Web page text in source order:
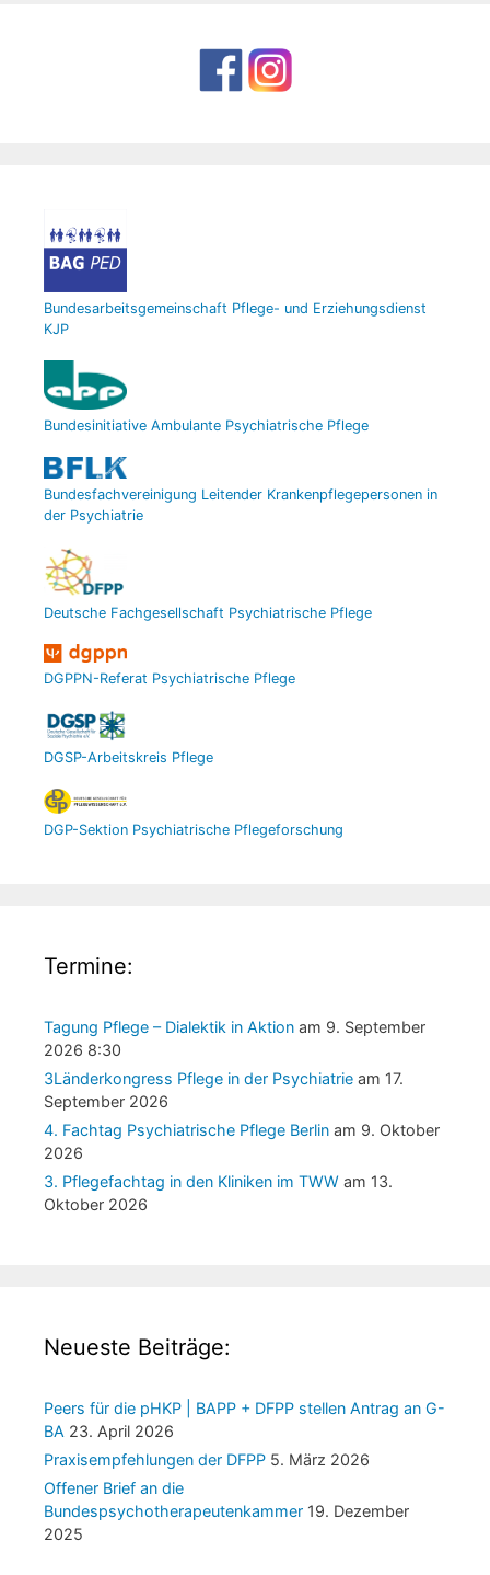
Bundesarbeitsgemeinschaft Pflege- und Erziehungsdienst
KJP
Bundesinitiative Ambulante Psychiatrische Pflege
Bundesfachvereinigung Leitender Krankenpflegepersonen in
der Psychiatrie
Deutsche Fachgesellschaft Psychiatrische Pflege
DGPPN-Referat Psychiatrische Pflege
DGSP-Arbeitskreis Pflege
DGP-Sektion Psychiatrische Pflegeforschung
Termine:
Tagung Pflege – Dialektik in Aktion am 9. September
2026 8:30
3Länderkongress Pflege in der Psychiatrie am 17.
September 2026
4. Fachtag Psychiatrische Pflege Berlin am 9. Oktober
2026
3. Pflegefachtag in den Kliniken im TWW am 13.
Oktober 2026
Neueste Beiträge:
Peers für die pHKP | BAPP + DFPP stellen Antrag an G-
BA 23. April 2026
Praxisempfehlungen der DFPP 5. März 2026
Offener Brief an die
Bundespsychotherapeutenkammer 19. Dezember
2025